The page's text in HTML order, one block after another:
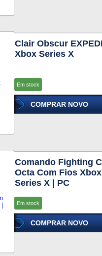
Clair Obscur
Xbox Series X
Em stock
COMPRAR NOVO
Comando Fighting
Octa Com Fios Xbox
Series X | PC
Em stock
COMPRAR NOVO